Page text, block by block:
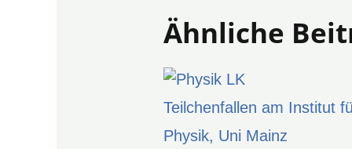
Ähnliche
Teilchenfallen am Institut
Physik, Uni Mainz